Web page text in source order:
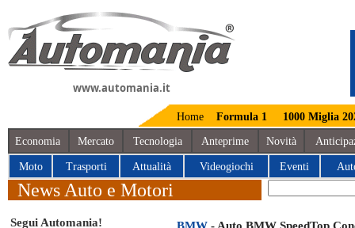
www.automania.it
Home Formula 1 1000 Miglia
Economia Mercato Tecnologia Anteprime Novità
Moto Trasporti Attualità Videogiochi Eventi
News Auto e Motori
Segui Automania!